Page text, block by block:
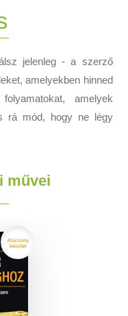
jelenleg - a szerző
amelyekben hinned
amelyek
rá mód, hogy ne légy
művei